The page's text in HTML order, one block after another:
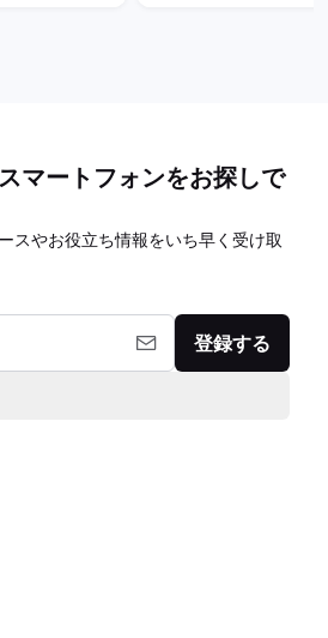
マートフォンをお探しで
スやお役立ち情報をいち早く受け取
登録する